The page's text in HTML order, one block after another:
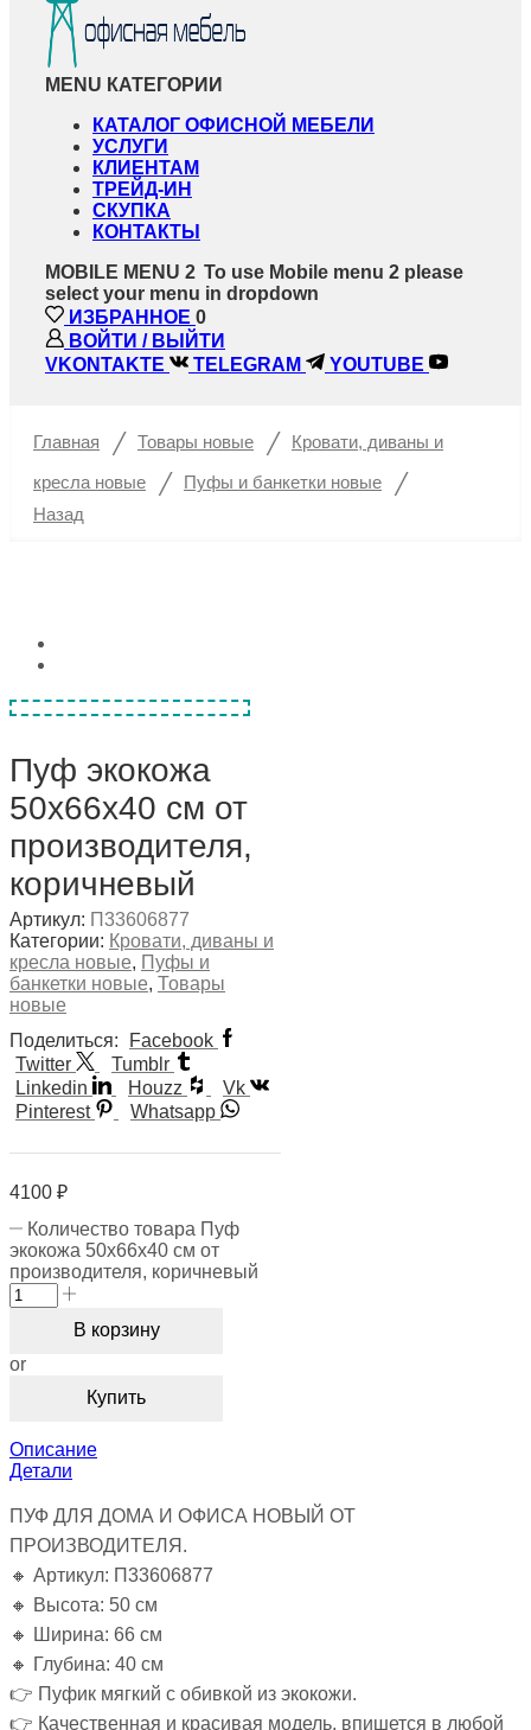
MENU КАТЕГОРИИ
КАТАЛОГ ОФИСНОЙ МЕБЕЛИ
УСЛУГИ
КЛИЕНТАМ
ТРЕЙД-ИН
СКУПКА
КОНТАКТЫ
MOBILE MENU 2 To use Mobile menu 2 please
select your menu in dropdown
ИЗБРАННОЕ 0
ВОЙТИ / ВЫЙТИ
VKONTAKTE
TELEGRAM YOUTUBE
Главная / Товары новые / Кровати, диваны и
кресла новые
/ Пуфы и банкетки новые /
Назад
Пуф экокожа
50х66х40 см от
производителя,
коричневый
Артикул: П33606877
Категории: Кровати, диваны и
кресла новые, Пуфы и
банкетки новые, Товары
новые
Поделиться:
Facebook
Twitter
Tumblr
Linkedin
Houzz
Vk
Pinterest
Whatsapp
4100 ₽
Количество товара Пуф
экокожа 50х66х40 см от
производителя, коричневый
В корзину
or
Купить
Описание
Детали
ПУФ ДЛЯ ДОМА И ОФИСА НОВЫЙ ОТ
ПРОИЗВОДИТЕЛЯ.
🔸 Артикул: П33606877
🔸 Высота: 50 см
🔸 Ширина: 66 см
🔸 Глубина: 40 см
👉 Пуфик мягкий с обивкой из экокожи.
👉 Качественная и красивая модель, впишется в любой